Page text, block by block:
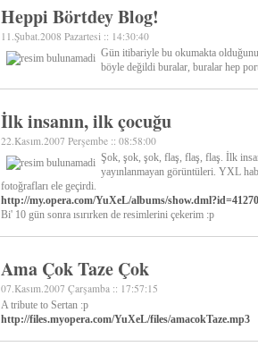
Heppi Börtdey Blog!
11.Şubat.2008 Pazartesi :: 14:30:40
Gün itibariyle bu okumakta
böyle değildi buralar, buralar hep
İlk insanın, ilk çocuğu
22.Kasım.2007 Perşembe :: 08:58:00
Şok, şok, şok, flaş, flaş, flaş. İlk
yayınlanmayan görüntüleri. YXL
fotoğrafları ele geçirdi.
http://my.opera.com/YuXeL/albums/
Bi' 10 gün sonra ısırırken de resimlerini çekerim :p
Ama Çok Taze Çok
07.Kasım.2007 Çarşamba :: 17:57:15
A tribute to Sertan :p
http://files.myopera.com/YuXeL/files/amacokTaze.mp3